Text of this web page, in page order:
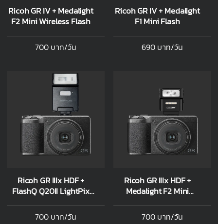
Ricoh GR IV + Medalight
F2 Mini Wireless Flash
700 บาท/วัน
Ricoh GR IV + Medalight
F1 Mini Flash
690 บาท/วัน
Ricoh GR IIIx HDF +
FlashQ Q20II LightPix
700 บาท/วัน
Ricoh GR IIIx HDF +
Medalight F2 Mini
700 บาท/วัน